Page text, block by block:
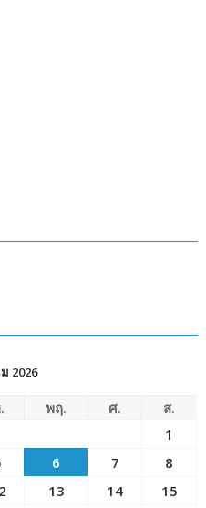
๒๕๖๙
2026
พฤ. ศ.
ส.
1
6 7
8
13 14
15